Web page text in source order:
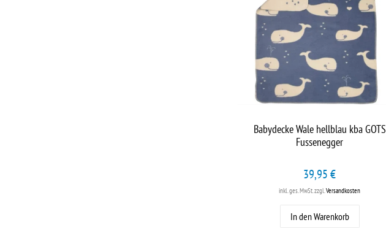
Babydecke Wale hellblau kba GOTS
Fussenegger
39,95 €
inkl. ges. MwSt.zzgl.Versandkosten
In den Warenkorb